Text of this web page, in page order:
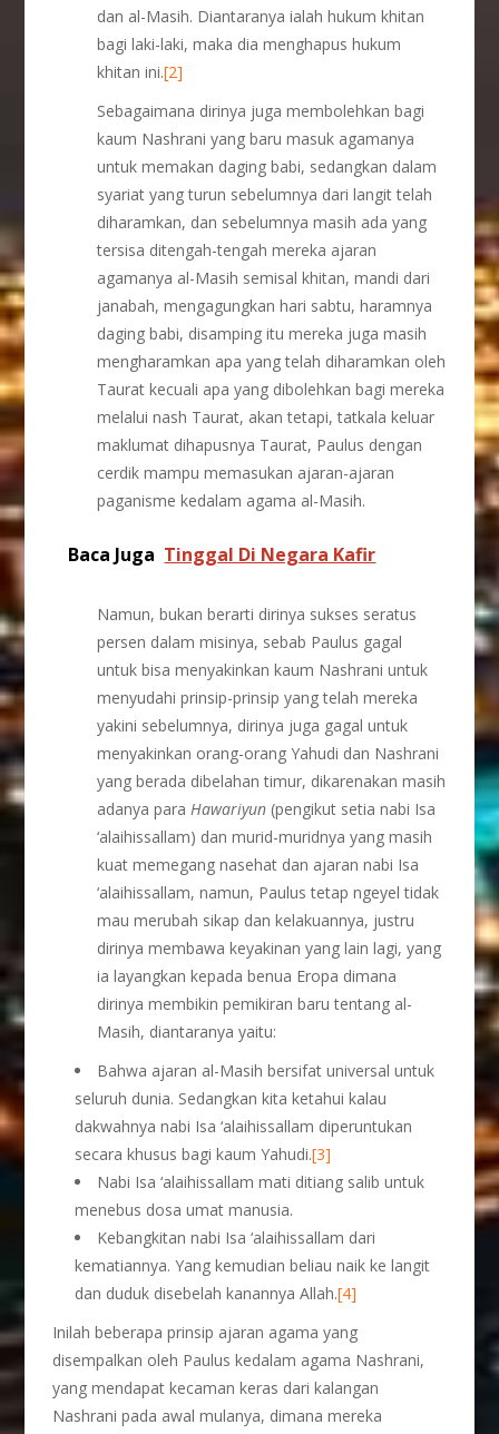
dan al-Masih. Diantaranya ialah hukum khitan
bagi laki-laki, maka dia menghapus hukum
khitan ini.[2]
Sebagaimana dirinya juga membolehkan bagi
kaum Nashrani yang baru masuk agamanya
untuk memakan daging babi, sedangkan dalam
syariat yang turun sebelumnya dari langit telah
diharamkan, dan sebelumnya masih ada yang
tersisa ditengah-tengah mereka ajaran
agamanya al-Masih semisal khitan, mandi dari
janabah, mengagungkan hari sabtu, haramnya
daging babi, disamping itu mereka juga masih
mengharamkan apa yang telah diharamkan oleh
Taurat kecuali apa yang dibolehkan bagi mereka
melalui nash Taurat, akan tetapi, tatkala keluar
maklumat dihapusnya Taurat, Paulus dengan
cerdik mampu memasukan ajaran-ajaran
paganisme kedalam agama al-Masih.
Baca Juga Tinggal Di Negara Kafir
Namun, bukan berarti dirinya sukses seratus
persen dalam misinya, sebab Paulus gagal
untuk bisa menyakinkan kaum Nashrani untuk
menyudahi prinsip-prinsip yang telah mereka
yakini sebelumnya, dirinya juga gagal untuk
menyakinkan orang-orang Yahudi dan Nashrani
yang berada dibelahan timur, dikarenakan masih
adanya paraHawariyun (pengikut setia nabi Isa
‘alaihissallam) dan murid-muridnya yang masih
kuat memegang nasehat dan ajaran nabi Isa
‘alaihissallam, namun, Paulus tetap ngeyel tidak
mau merubah sikap dan kelakuannya, justru
dirinya membawa keyakinan yang lain lagi, yang
ia layangkan kepada benua Eropa dimana
dirinya membikin pemikiran baru tentang al-
Masih, diantaranya yaitu:
Bahwa ajaran al-Masih bersifat universal untuk
seluruh dunia. Sedangkan kita ketahui kalau
dakwahnya nabi Isa ‘alaihissallam diperuntukan
secara khusus bagi kaum Yahudi.[3]
Nabi Isa ‘alaihissallam mati ditiang salib untuk
menebus dosa umat manusia.
Kebangkitan nabi Isa ‘alaihissallam dari
kematiannya. Yang kemudian beliau naik ke langit
dan duduk disebelah kanannya Allah.[4]
Inilah beberapa prinsip ajaran agama yang
disempalkan oleh Paulus kedalam agama Nashrani,
yang mendapat kecaman keras dari kalangan
Nashrani pada awal mulanya, dimana mereka